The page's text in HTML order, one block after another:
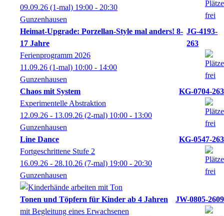
09.09.26 (1-mal) 19:00 - 20:30
Gunzenhausen
Heimat-Upgrade: Porzellan-Style mal anders! 8-
17 Jahre
JG-4193-
263
Ferienprogramm 2026
11.09.26 (1-mal) 10:00 - 14:00
Gunzenhausen
Chaos mit System
KG-0704-263
Experimentelle Abstraktion
12.09.26 - 13.09.26 (2-mal) 10:00 - 13:00
Gunzenhausen
Line Dance
KG-0547-263
Fortgeschrittene Stufe 2
16.09.26 - 28.10.26 (7-mal) 19:00 - 20:30
Gunzenhausen
Tonen und Töpfern für Kinder ab 4 Jahren
JW-0805-2609
mit Begleitung eines Erwachsenen